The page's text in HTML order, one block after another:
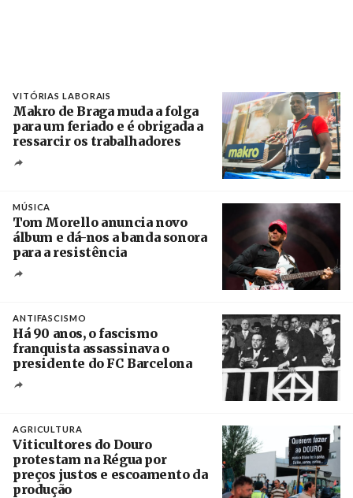
VITÓRIAS LABORAIS
Makro de Braga muda a folga
para um feriado e é obrigada a
ressarcir os trabalhadores
MÚSICA
Tom Morello anuncia novo
álbum e dá-nos a banda sonora
para a resistência
ANTIFASCISMO
Há 90 anos, o fascismo
franquista assassinava o
presidente do FC Barcelona
AGRICULTURA
Viticultores do Douro
protestam na Régua por
preços justos e escoamento da
produção